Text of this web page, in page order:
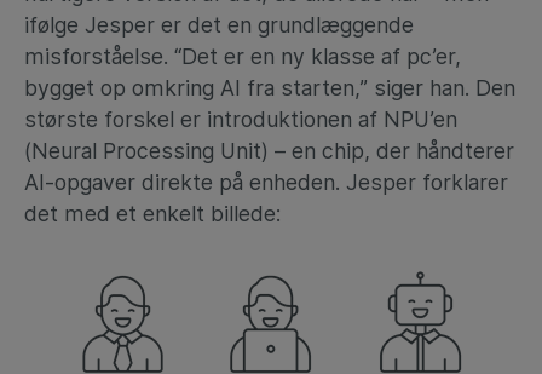
ifølge Jesper er det en grundlæggende
misforståelse. “Det er en ny klasse af pc’er,
bygget op omkring AI fra starten,” siger han. Den
største forskel er introduktionen af NPU’en
(Neural Processing Unit) – en chip, der håndterer
AI-opgaver direkte på enheden. Jesper forklarer
det med et enkelt billede: